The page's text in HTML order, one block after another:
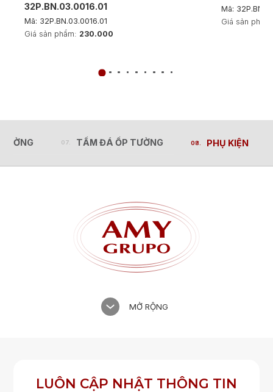
32P.BN.03.0016.01
Mã: 32P.BN.03.0016.01
Giá sản phẩm: 230.000
Mã:
Giá sản
TẤM ĐÁ ỐP TƯỜNG
TẤM ĐÁ ỐP TƯỜNG
PHỤ KIỆN
PHỤ KIỆN
MỞ RỘNG
LUÔN CẬP NHẬT THÔNG TIN